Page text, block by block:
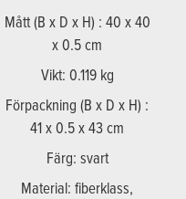
Mått (B x D x H) : 40 x 40
x 0.5 cm
Vikt: 0.119 kg
Förpackning (B x D x H) :
41 x 0.5 x 43 cm
Färg: svart
Material: fiberklass,